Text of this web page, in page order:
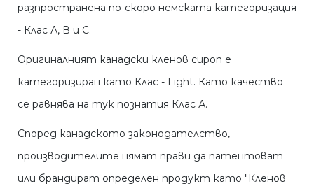
разпространена по-скоро немската категоризация
- Клас А, В и С.
Оригиналният канадски кленов сироп е
категоризиран като Клас - Light. Като качество
се равнява на тук познатия Клас А.
Според канадското законодателство,
производителите нямат прави да патентоват
или брандират определен продукт като "Кленов